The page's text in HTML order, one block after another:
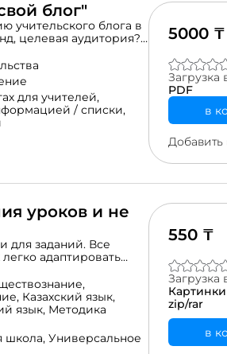
блог"
учительского блога в
целевая аудитория?
для ведения блога. А
для учителей,
/ списки,
5000 ₸
Загрузка
PDF
в
Добавить
уроков и не
для заданий. Все
адаптировать
как учителям разных
задания
развития навыка
группы. Все эти
а также при
Карточки
использовать как в
Казахский язык,
язык, Методика
школа, Универсальное
550 ₸
Загрузка
zip/rar
в